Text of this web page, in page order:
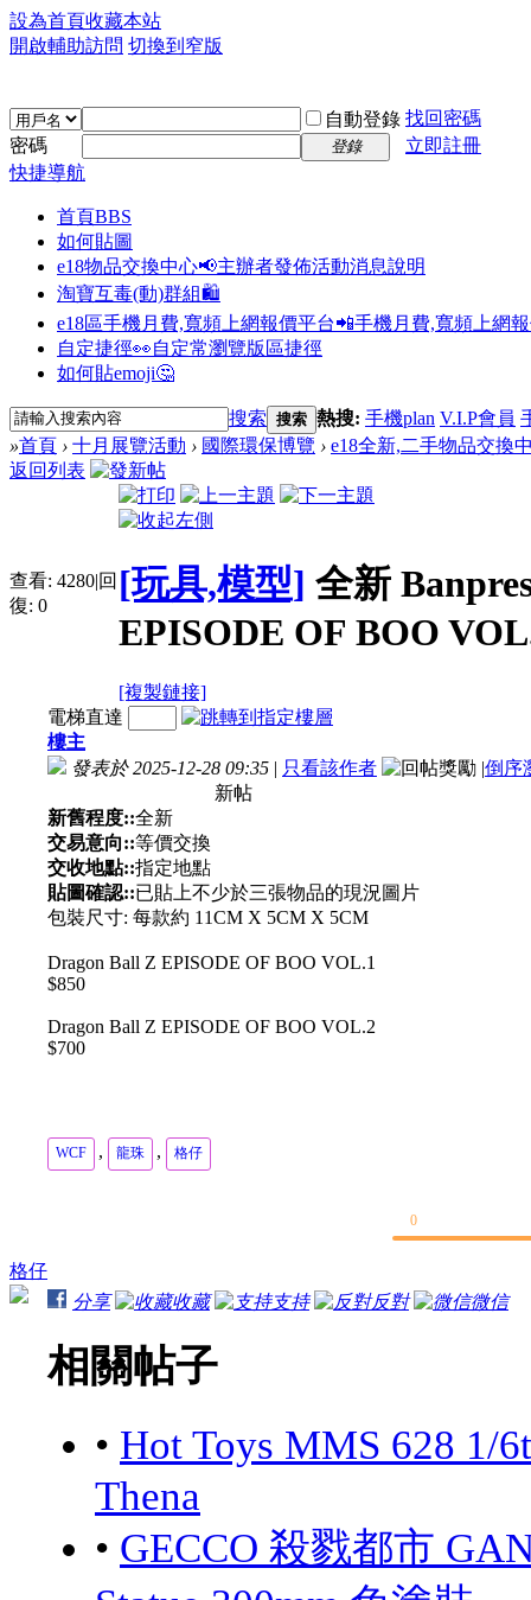
設為首頁收藏本站
開啟輔助訪問 切換到窄版
自動登錄 找回密碼
密碼
登錄
立即註冊
快捷導航
首頁BBS
如何貼圖
e18物品交換中心📢主辦者發佈活動消息說明
淘寶互毒(動)群組🛍️
e18區手機月費,寬頻上網報價平台📲手機月費,寬頻上網
自定捷徑👀自定常瀏覽版區捷徑
如何貼emoji🤔
搜索 搜索 熱搜: 手機plan V.I.P會員
»首頁 › 十月展覽活動 › 國際環保博覽 › e18全新,二手物品交換
返回列表
查看: 4280|回
復: 0
[玩具,模型] 全新
EPISODE OF BOO
[複製鏈接]
格仔
電梯直達
樓主
發表於 2025-12-28 09:35 | 只看該作者 |倒序
新帖
新舊程度::全新
交易意向::等價交換
交收地點::指定地點
貼圖確認::已貼上不少於三張物品的現況圖片
包裝尺寸: 每款約 11CM X 5CM X 5CM
Dragon Ball Z EPISODE OF BOO VOL.1
$850
Dragon Ball Z EPISODE OF BOO VOL.2
$700
WCF , 龍珠 , 格仔
0
分享 收藏 支持 反對 微信
相關帖子
• Hot Toys MMS 628 1/
Thena
• GECCO 殺戮都市